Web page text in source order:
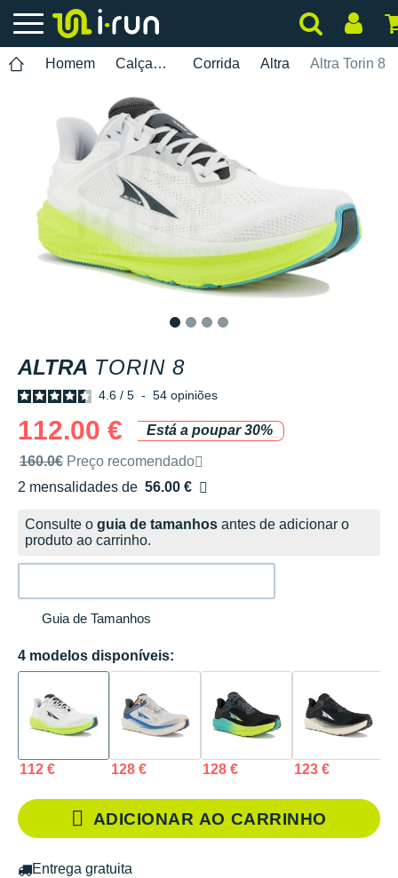
Homem Calçados Corrida Altra Altra Torin 8
ALTRA TORIN 8
4.6 / 5 - 54 opiniões
112.00 €
Está a poupar 30%
Preço de venda recomendado pela marca
160.0€ Preço recomendado
2 mensalidades de 56.00 €
sem custos
Consulte o guia de tamanhos antes de adicionar o
produto ao carrinho.
Guia de Tamanhos
4 modelos disponíveis:
112 € 128 € 128 € 123 €
ADICIONAR AO CARRINHO
Entrega gratuita